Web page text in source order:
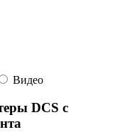
Видео
DCS с